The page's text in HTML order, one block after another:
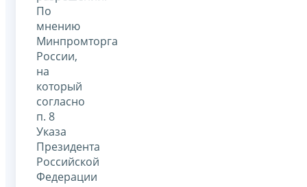
По
мнению
Минпромторга
России,
на
который
согласно
п. 8
Указа
Президента
Российской
Федерации